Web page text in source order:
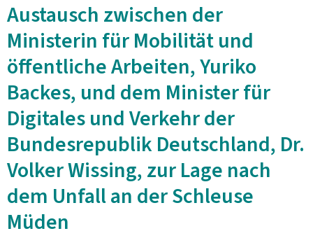
Austausch zwischen der
Ministerin für Mobilität und
öffentliche Arbeiten, Yuriko
Backes, und dem Minister für
Digitales und Verkehr der
Bundesrepublik Deutschland, Dr.
Volker Wissing, zur Lage nach
dem Unfall an der Schleuse
Müden